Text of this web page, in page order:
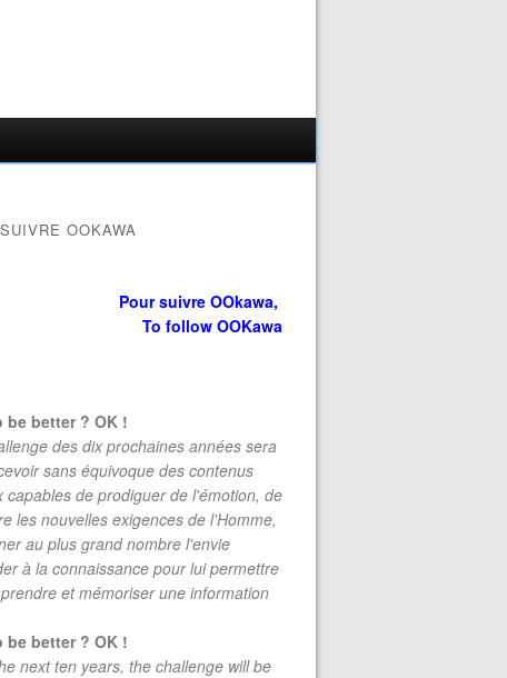
OOKAWA
Pour suivre OOkawa,
To follow OOKawa
be better ? OK !
des dix prochaines années sera
sans équivoque des contenus
capables de prodiguer de l'émotion, de
les nouvelles exigences de l'Homme,
au plus grand nombre l'envie
à la connaissance pour lui permettre
et mémoriser une information
be better ? OK !
next ten years, the challenge will be